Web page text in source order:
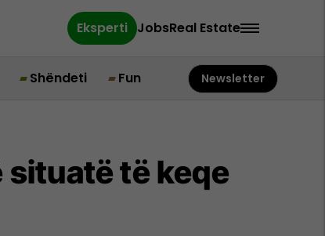
Eksperti JobsReal Estate
Shëndeti Fun Newsletter
situatë të keqe